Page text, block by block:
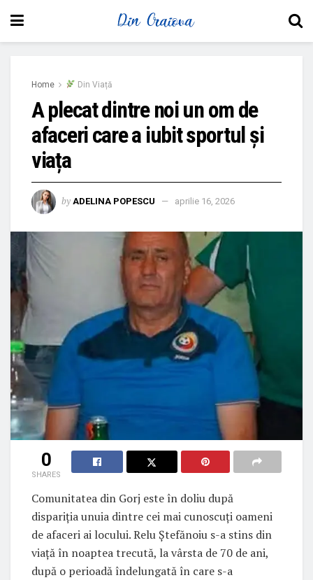
Home Din Viață
A plecat dintre noi un om de
afaceri care a iubit sportul și
viața
by ADELINA POPESCU aprilie 16, 2026
0
SHARES
Comunitatea din Gorj este în doliu după
dispariția unuia dintre cei mai cunoscuți oameni
de afaceri ai locului. Relu Ștefănoiu s-a stins din
viață în noaptea trecută, la vârsta de 70 de ani,
după o perioadă îndelungată în care s-a